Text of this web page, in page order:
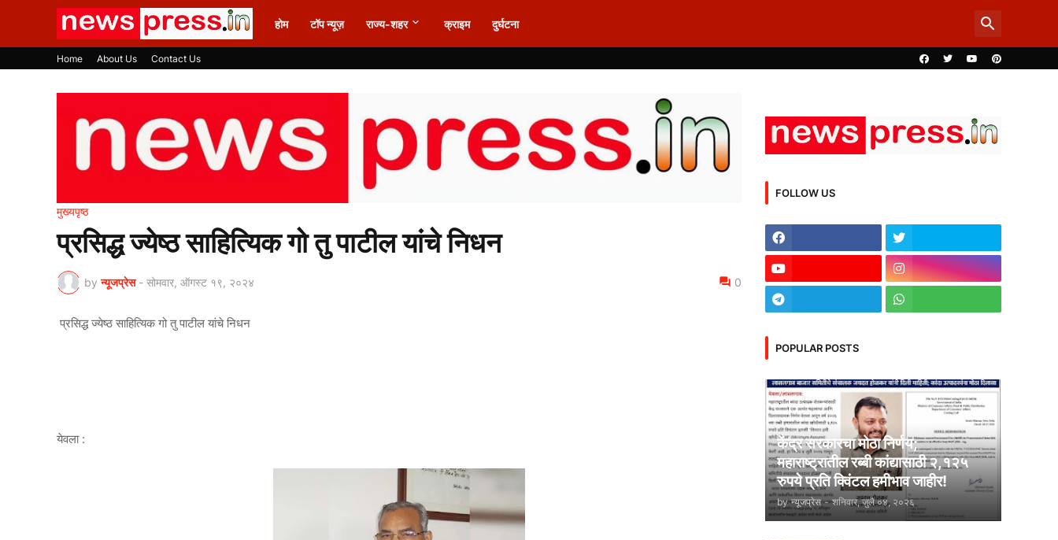
होम टॉप न्यूज़ राज्य-शहर क्राइम दुर्घटना
Home About Us Contact Us
मुख्यपृष्ठ
प्रसिद्ध ज्येष्ठ साहित्यिक गो तु पाटील यांचे निधन
by न्यूजप्रेस - सोमवार, ऑगस्ट १९, २०२४ 0
प्रसिद्ध ज्येष्ठ साहित्यिक गो तु पाटील यांचे निधन
येवला :
FOLLOW US
POPULAR POSTS
केंद्र सरकारचा मोठा निर्णय;
महाराष्ट्रातील रब्बी कांद्यासाठी २,१२५
रुपये प्रति क्विंटल हमीभाव जाहीर!
by न्यूजप्रेस - शनिवार, जुलै ०४, २०२६